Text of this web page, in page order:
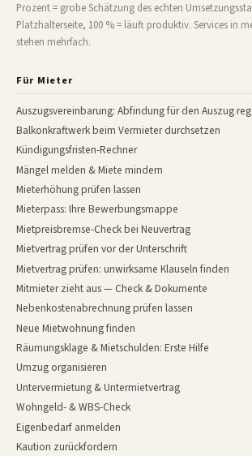
Prozent = grobe Schätzung des echten
Platzhalterseite, 100 % = läuft produktiv. Services in
stehen mehrfach.
Für Mieter
Auszugsvereinbarung: Abfindung für den Auszug
Balkonkraftwerk beim Vermieter durchsetzen
Kündigungsfristen-Rechner
Mängel melden & Miete mindern
Mieterhöhung prüfen lassen
Mieterpass: Ihre Bewerbungsmappe
Mietpreisbremse-Check bei Neuvertrag
Mietvertrag prüfen vor der Unterschrift
Mietvertrag prüfen: unwirksame Klauseln finden
Mitmieter zieht aus — Check & Dokumente
Nebenkostenabrechnung prüfen lassen
Neue Mietwohnung finden
Räumungsklage & Mietschulden: Erste Hilfe
Umzug organisieren
Untervermietung & Untermietvertrag
Wohngeld- & WBS-Check
Eigenbedarf anmelden
Kaution zurückfordern